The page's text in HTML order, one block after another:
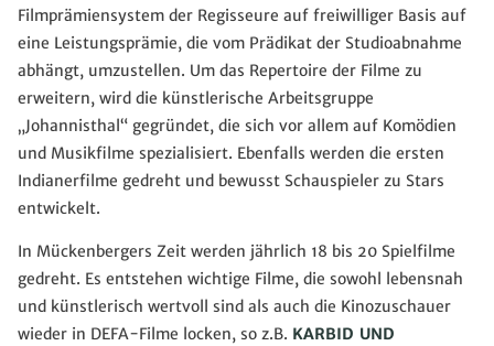
Filmprämiensystem der Regisseure auf freiwilliger Basis auf
eine Leistungsprämie, die vom Prädikat der Studioabnahme
abhängt, umzustellen. Um das Repertoire der Filme zu
erweitern, wird die künstlerische Arbeitsgruppe
„Johannisthal“ gegründet, die sich vor allem auf Komödien
und Musikfilme spezialisiert. Ebenfalls werden die ersten
Indianerfilme gedreht und bewusst Schauspieler zu Stars
entwickelt.
In Mückenbergers Zeit werden jährlich 18 bis 20 Spielfilme
gedreht. Es entstehen wichtige Filme, die sowohl lebensnah
und künstlerisch wertvoll sind als auch die Kinozuschauer
wieder in DEFA-Filme locken, so z.B. KARBID UND